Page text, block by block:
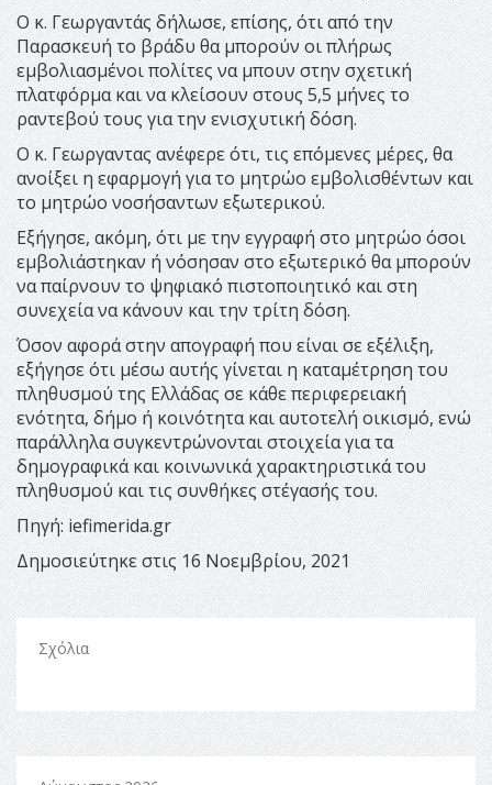
Ο κ. Γεωργαντάς δήλωσε, επίσης, ότι από την
Παρασκευή το βράδυ θα μπορούν οι πλήρως
εμβολιασμένοι πολίτες να μπουν στην σχετική
πλατφόρμα και να κλείσουν στους 5,5 μήνες το
ραντεβού τους για την ενισχυτική δόση.
Ο κ. Γεωργαντας ανέφερε ότι, τις επόμενες μέρες, θα
ανοίξει η εφαρμογή για το μητρώο εμβολισθέντων και
το μητρώο νοσήσαντων εξωτερικού.
Εξήγησε, ακόμη, ότι με την εγγραφή στο μητρώο όσοι
εμβολιάστηκαν ή νόσησαν στο εξωτερικό θα μπορούν
να παίρνουν το ψηφιακό πιστοποιητικό και στη
συνεχεία να κάνουν και την τρίτη δόση.
Όσον αφορά στην απογραφή που είναι σε εξέλιξη,
εξήγησε ότι μέσω αυτής γίνεται η καταμέτρηση του
πληθυσμού της Ελλάδας σε κάθε περιφερειακή
ενότητα, δήμο ή κοινότητα και αυτοτελή οικισμό, ενώ
παράλληλα συγκεντρώνονται στοιχεία για τα
δημογραφικά και κοινωνικά χαρακτηριστικά του
πληθυσμού και τις συνθήκες στέγασής του.
Πηγή: iefimerida.gr
Δημοσιεύτηκε στις 16 Νοεμβρίου, 2021
Σχόλια